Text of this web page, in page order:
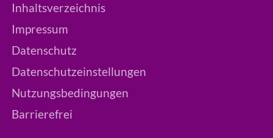
Inhaltsverzeichnis
Impressum
Datenschutz
Datenschutzeinstellungen
Nutzungsbedingungen
Barrierefrei